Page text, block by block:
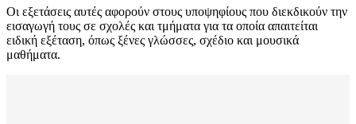
Οι εξετάσεις αυτές αφορούν στους υποψηφίους που διεκδικούν την
εισαγωγή τους σε σχολές και τμήματα για τα οποία απαιτείται
ειδική εξέταση, όπως ξένες γλώσσες, σχέδιο και μουσικά
μαθήματα.